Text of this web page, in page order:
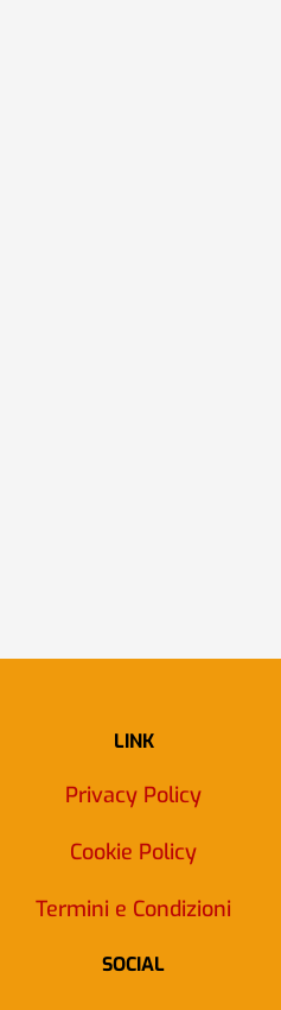
LINK
Privacy Policy
Cookie Policy
Termini e Condizioni
SOCIAL